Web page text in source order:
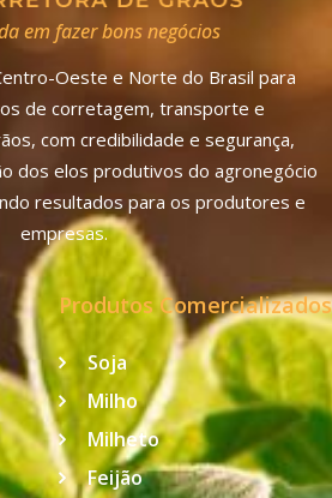
em fazer bons negócios
Oeste e Norte do Brasil para
de corretagem, transporte e
com credibilidade e segurança,
dos elos produtivos do agronegócio
resultados para os produtores e
empresas.
Produtos Comercializados
Soja
Milho
Milheto
Feijão